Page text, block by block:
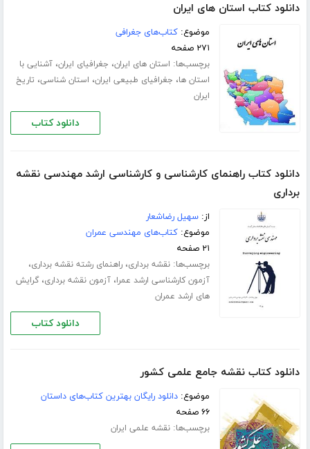
دانلود کتاب استان های ایران
موضوع:کتاب‌های جغرافی
۲۷۱ صفحه
برچسب‌ها: استان های ایران، جغرافیای ایران،آشنایی با
استان ها، جغرافیای طبیعی ایران، استان شناسی، تاریخ
ایران
دانلود کتاب
دانلود کتاب راهنمای کارشناسی و کارشناسی ارشد مهندسی نقشه
برداری
از:سهیل رضاشعار
موضوع:کتاب‌های مهندسی عمران
۲۱ صفحه
برچسب‌ها:نقشه برداری،راهنمای رشته نقشه برداری،
آزمون کارشناسی ارشد عمرا،آزمون نقشه برداری،گرایش
های ارشد عمران
دانلود کتاب
دانلود کتاب نقشه جامع علمی کشور
موضوع:دانلود رایگان بهترین کتاب‌های داستان
۶۶ صفحه
برچسب‌ها:نقشه علمی ایران